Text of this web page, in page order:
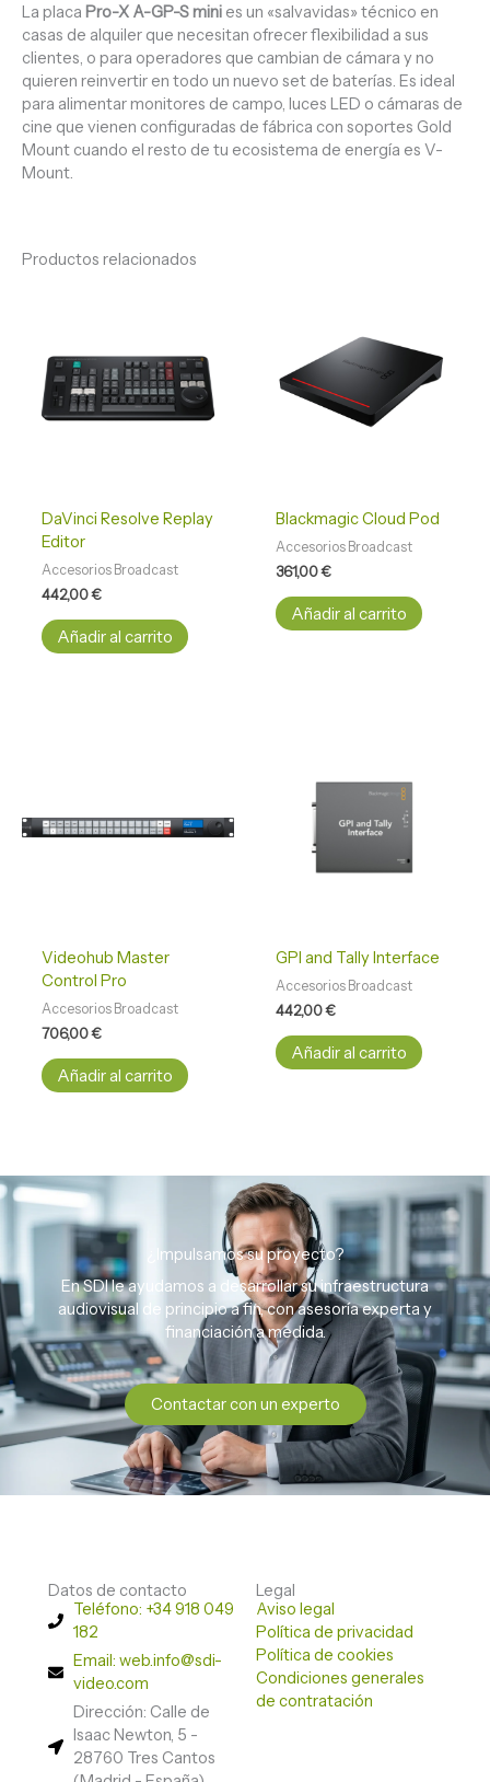
La placa Pro-X A-GP-S mini es un «salvavidas» técnico en
casas de alquiler que necesitan ofrecer flexibilidad a sus
clientes, o para operadores que cambian de cámara y no
quieren reinvertir en todo un nuevo set de baterías. Es ideal
para alimentar monitores de campo, luces LED o cámaras de
cine que vienen configuradas de fábrica con soportes Gold
Mount cuando el resto de tu ecosistema de energía es V-
Mount.
Productos relacionados
DaVinci Resolve Replay
Editor
Accesorios Broadcast
442,00€
Añadir al carrito
Blackmagic Cloud Pod
Accesorios Broadcast
361,00€
Añadir al carrito
Videohub Master
Control Pro
Accesorios Broadcast
706,00€
Añadir al carrito
GPI and Tally Interface
Accesorios Broadcast
442,00€
Añadir al carrito
¿Impulsamos su proyecto?
En SDI le ayudamos a desarrollar su infraestructura
audiovisual de principio a fin, con asesoría experta y
financiación a medida.
Contactar con un experto
Datos de contacto
Teléfono: +34 918 049
182
Email: web.info@sdi-
video.com
Dirección: Calle de
Isaac Newton, 5 -
28760 Tres Cantos
Legal
Aviso legal
Política de privacidad
Política de cookies
Condiciones generales
de contratación